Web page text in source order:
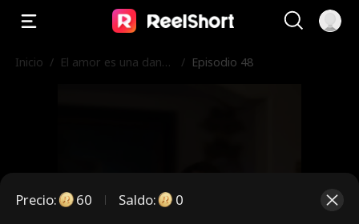
Inicio / El amor es una danza
/ Episodio 48
Precio: 60 Saldo: 0